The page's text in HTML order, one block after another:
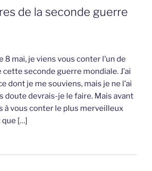
de la seconde guerre
8 mai, je viens vous conter l’un de
seconde guerre mondiale. J’ai
dont je me souviens, mais je ne l’ai
doute devrais-je le faire. Mais avant
à vous conter le plus merveilleux
que […]